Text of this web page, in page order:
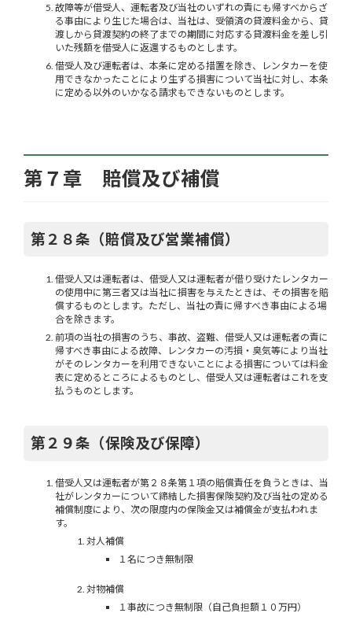
故障等が借受人、運転者及び当社のいずれの責にも帰すべからざ
る事由により生じた場合は、当社は、受領済の貸渡料金から、貸
渡しから貸渡契約の終了までの期間に対応する貸渡料金を差し引
いた残額を借受人に返還するものとします。
借受人及び運転者は、本条に定める措置を除き、レンタカーを使
用できなかったことにより生ずる損害について当社に対し、本条
に定める以外のいかなる請求もできないものとします。
第７章 賠償及び補償
第２８条（賠償及び営業補償）
借受人又は運転者は、借受人又は運転者が借り受けたレンタカー
の使用中に第三者又は当社に損害を与えたときは、その損害を賠
償するものとします。ただし、当社の責に帰すべき事由による場
合を除きます。
前項の当社の損害のうち、事故、盗難、借受人又は運転者の責に
帰すべき事由による故障、レンタカーの汚損・臭気等により当社
がそのレンタカーを利用できないことによる損害については料金
表に定めるところによるものとし、借受人又は運転者はこれを支
払うものとします。
第２９条（保険及び保障）
借受人又は運転者が第２８条第１項の賠償責任を負うときは、当
社がレンタカーについて締結した損害保険契約及び当社の定める
補償制度により、次の限度内の保険金又は補償金が支払われま
す。
対人補償
１名につき無制限
対物補償
１事故につき無制限（自己負担額１０万円）